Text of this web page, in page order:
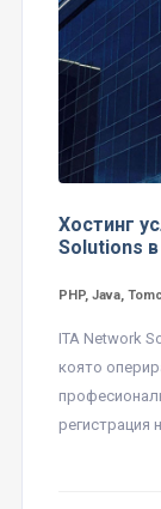
Хостинг
Solutions
PHP, Java,
ITA Network
която
регистрация